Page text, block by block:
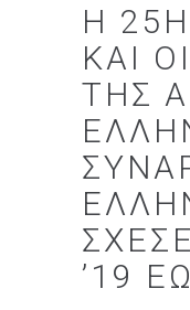
Η
ΚΑΙ
ΤΗΣ
’19